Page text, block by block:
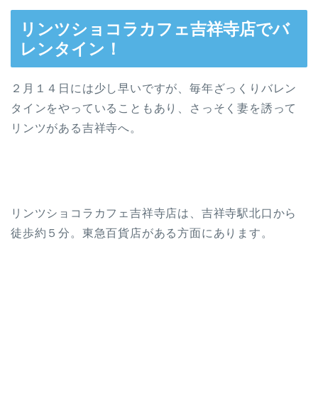
リンツショコラカフェ吉祥寺店でバ
レンタイン！
２月１４日には少し早いですが、毎年ざっくりバレン
タインをやっていることもあり、さっそく妻を誘って
リンツがある吉祥寺へ。
リンツショコラカフェ吉祥寺店は、吉祥寺駅北口から
徒歩約５分。東急百貨店がある方面にあります。